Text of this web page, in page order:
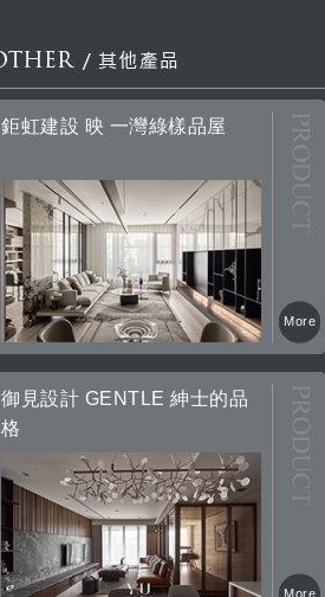
鉅虹建設 映 一灣綠樣品屋
More
御見設計 GENTLE 紳士的品
格
More